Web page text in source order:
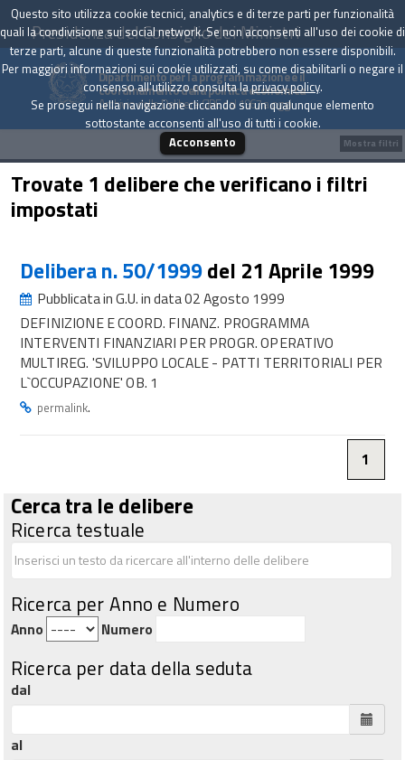
Presidenza del Consiglio dei Ministri
Dipartimento per la programmazione e il
coordinamento della politica economica
Archivio delle Delibere CIPE dal 1967 a oggi
Trovate 1 delibere che verificano i filtri
impostati
Delibera n. 50/1999del 21 Aprile 1999
Pubblicata in G.U. in data 02 Agosto 1999
DEFINIZIONE E COORD. FINANZ. PROGRAMMA
INTERVENTI FINANZIARI PER PROGR. OPERATIVO
MULTIREG. 'SVILUPPO LOCALE - PATTI TERRITORIALI PER
L`OCCUPAZIONE' OB. 1
permalink.
1
Cerca tra le delibere
Ricerca testuale
Ricerca per Anno e Numero
Anno Numero
Ricerca per data della seduta
dal
al
Mostra filtri
Questo sito utilizza cookie tecnici, analytics e di terze parti per funzionalità
quali la condivisione sui social network. Se non acconsenti all'uso dei cookie di
terze parti, alcune di queste funzionalità potrebbero non essere disponibili.
Per maggiori informazioni sui cookie utilizzati, su come disabilitarli o negare il
consenso all'utilizzo consulta laprivacy policy.
Se prosegui nella navigazione cliccando su un qualunque elemento
sottostante acconsenti all'uso di tutti i cookie.
Acconsento